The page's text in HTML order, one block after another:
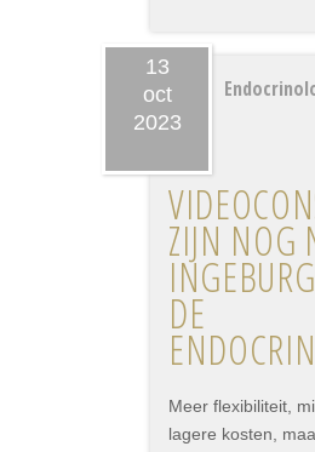
13
oct
2023
ZIJN NOG
DE
Meer flexibiliteit,
lagere kosten,